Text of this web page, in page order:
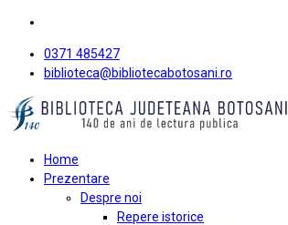
0371 485427
biblioteca@bibliotecabotosani.ro
Home
Prezentare
Despre noi
Repere istorice